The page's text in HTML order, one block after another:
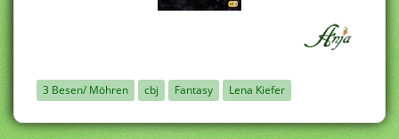
3 Besen/ Möhren cbj Fantasy Lena Kiefer